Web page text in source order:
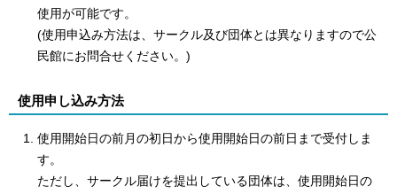
使用が可能です。
(使用申込み方法は、サークル及び団体とは異なりますので公
民館にお問合せください。)
使用申し込み方法
使用開始日の前月の初日から使用開始日の前日まで受付しま
す。
ただし、サークル届けを提出している団体は、使用開始日の